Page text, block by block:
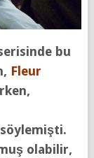
bu
Fleur
olabilir,